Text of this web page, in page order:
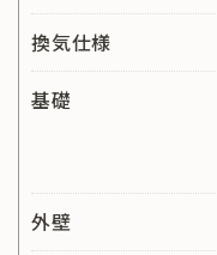
換気仕様
基礎
外壁